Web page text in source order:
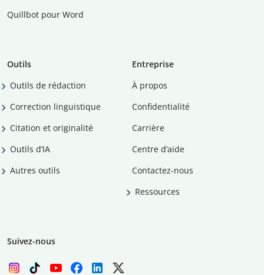
Quillbot pour Word
Outils
Outils de rédaction
Correction linguistique
Citation et originalité
Outils d’IA
Autres outils
Entreprise
À propos
Confidentialité
Carrière
Centre d’aide
Contactez-nous
Ressources
Suivez-nous